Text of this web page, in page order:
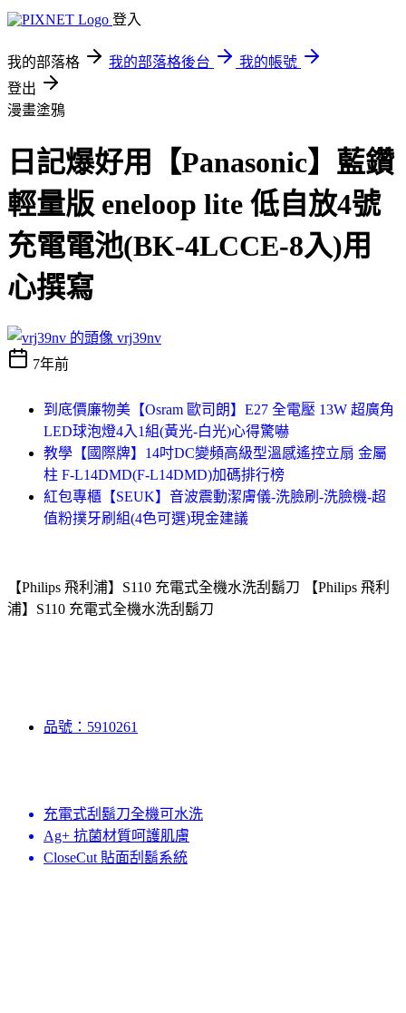
登入
我的部落格 我的部落格後台
我的帳號
登出
漫畫塗鴉
日記爆好用【Panasonic】藍鑽
輕量版 eneloop lite 低自放4號
充電電池(BK-4LCCE-8入)用
心撰寫
vrj39nv
7年前
到底價廉物美【Osram 歐司朗】E27 全電壓 13W 超廣角
LED球泡燈4入1組(黃光-白光)心得驚嚇
教學【國際牌】14吋DC變頻高級型溫感遙控立扇 金屬
柱 F-L14DMD(F-L14DMD)加碼排行榜
紅包專櫃【SEUK】音波震動潔膚儀-洗臉刷-洗臉機-超
值粉撲牙刷組(4色可選)現金建議
【Philips 飛利浦】S110 充電式全機水洗刮鬍刀 【Philips 飛利
浦】S110 充電式全機水洗刮鬍刀
品號：5910261
充電式刮鬍刀全機可水洗
Ag+ 抗菌材質呵護肌膚
CloseCut 貼面刮鬍系統